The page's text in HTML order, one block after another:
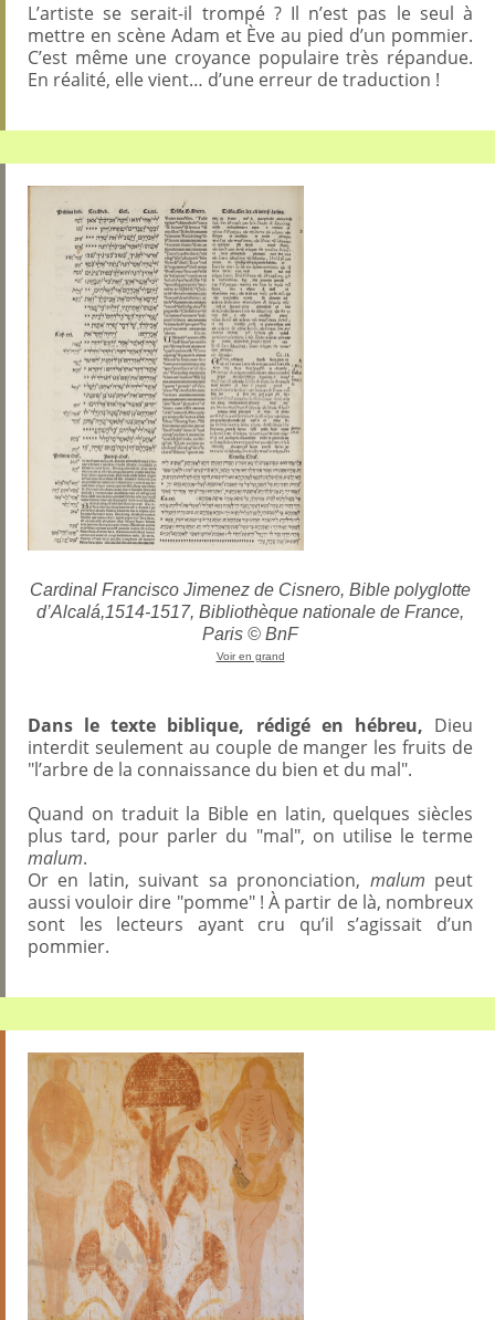
L’artiste se serait-il trompé ? Il n’est pas le seul à
mettre en scène Adam et Ève au pied d’un pommier.
C’est même une croyance populaire très répandue.
En réalité, elle vient… d’une erreur de traduction !
Cardinal Francisco Jimenez de Cisnero, Bible polyglotte
d’Alcalá,1514-1517, Bibliothèque nationale de France,
Paris © BnF
Voir en grand
Dans le texte biblique, rédigé en hébreu, Dieu
interdit seulement au couple de manger les fruits de
"l’arbre de la connaissance du bien et du mal".
Quand on traduit la Bible en latin, quelques siècles
plus tard, pour parler du "mal", on utilise le terme
malum.
Or en latin, suivant sa prononciation, malum peut
aussi vouloir dire "pomme" ! À partir de là, nombreux
sont les lecteurs ayant cru qu’il s’agissait d’un
pommier.